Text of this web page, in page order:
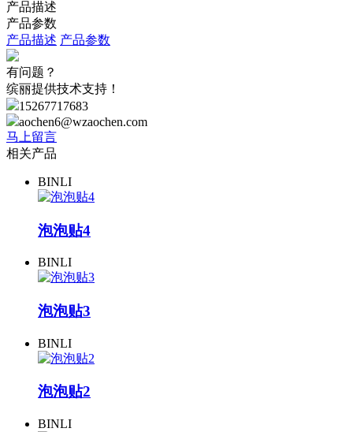
产品描述
产品参数
产品描述 产品参数
有问题？
缤丽提供技术支持！
15267717683
aochen6@wzaochen.com
马上留言
相关产品
BINLI
泡泡贴4
BINLI
泡泡贴3
BINLI
泡泡贴2
BINLI